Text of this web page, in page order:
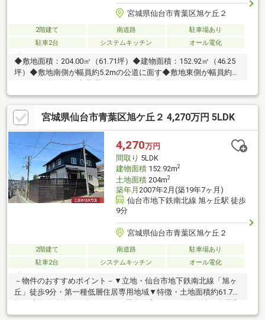
宮城県仙台市青葉区旭ケ丘２
2階建て 南道路
駐車場あり
駐車2台
システムキッチン オール電化
◆敷地面積：204.00㎡（61.71坪）◆建物面積：152.92㎡（46.25
坪）◆敷地南側が幅員約5.2mの公道に面す◆敷地東側が幅員約
◆間取り：5LDK（ウォークインクローゼット約3帖有り）◆ＬＤ
Ｋ：約21帖 ※リビング階段あり◆全居室約6帖以上あり◆多目的
ホール：読書など家族の寛ぎのスペースとして活用できます。◆
オール電化住宅（IHクッキングヒーター・エコキュート搭載）◆
高性能樹脂サッシ採用：断熱性に優れており、夏涼しく冬暖かい
家です。◆ウッドデッキ：ティータイムやバーベキューなどを楽
しめます。
宮城県仙台市青葉区旭ケ丘２ 4,270万円 5LDK
4,270万円
間取り 5LDK
建物面積152.92m2
土地面積204m2
築年月 2007年2月(築19年7ヶ月)
仙台市地下鉄南北線 旭ヶ丘駅 徒歩
9分
宮城県仙台市青葉区旭ケ丘２
2階建て 南道路
駐車場あり
駐車2台
システムキッチン オール電化
－物件のおすすめポイント－▼立地・仙台市地下鉄南北線「旭ヶ
丘」徒歩9分・第一種低層住居専用地域▼特徴・土地面積約61.71
6帖以上を確保・パントリー・WIC・SC等、収納豊富・ウッドデ